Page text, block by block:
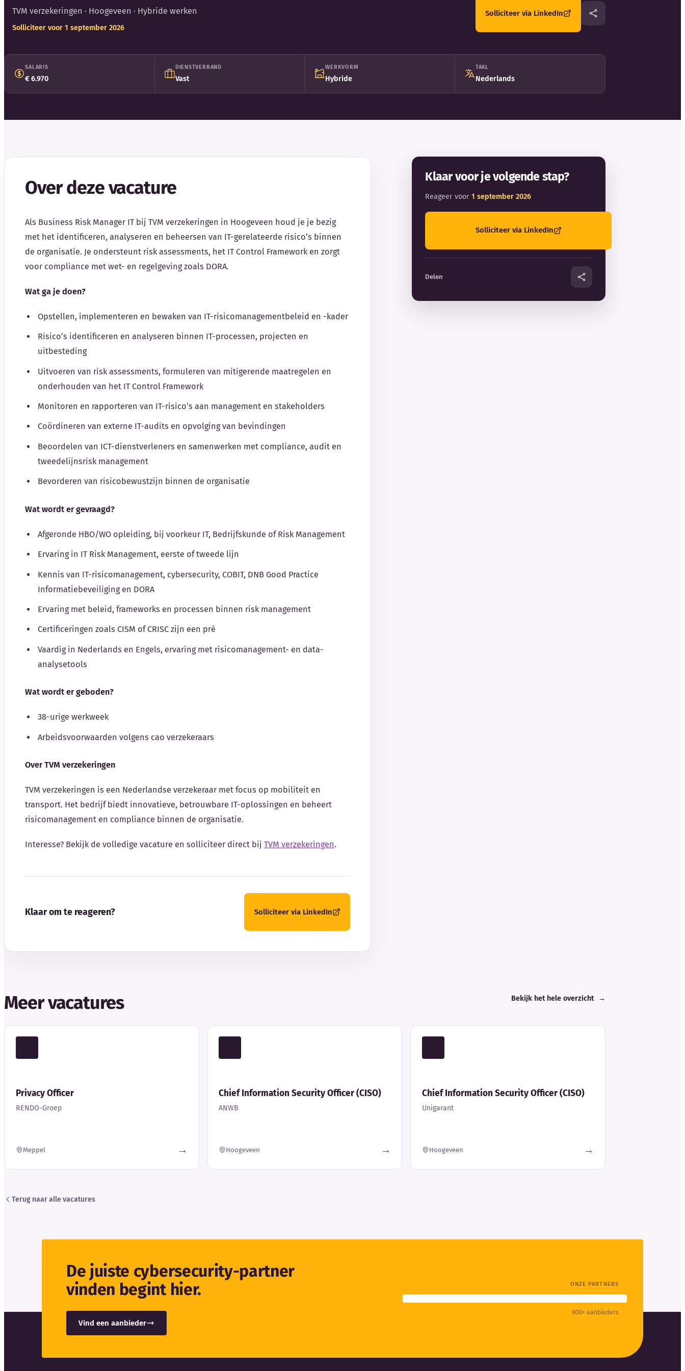
TVM verzekeringen · Hoogeveen · Hybride werken
Solliciteer voor 1 september 2026
Solliciteer via LinkedIn
SALARIS
€ 6.970
DIENSTVERBAND
Vast
WERKVORM
Hybride
TAAL
Nederlands
Over deze vacature
Als Business Risk Manager IT bij TVM verzekeringen in Hoogeveen houd je je bezig
met het identificeren, analyseren en beheersen van IT-gerelateerde risico’s binnen
de organisatie. Je ondersteunt risk assessments, het IT Control Framework en zorgt
voor compliance met wet- en regelgeving zoals DORA.
Wat ga je doen?
Opstellen, implementeren en bewaken van IT-risicomanagementbeleid en -kader
Risico’s identificeren en analyseren binnen IT-processen, projecten en
uitbesteding
Uitvoeren van risk assessments, formuleren van mitigerende maatregelen en
onderhouden van het IT Control Framework
Monitoren en rapporteren van IT-risico’s aan management en stakeholders
Coördineren van externe IT-audits en opvolging van bevindingen
Beoordelen van ICT-dienstverleners en samenwerken met compliance, audit en
tweedelijnsrisk management
Bevorderen van risicobewustzijn binnen de organisatie
Wat wordt er gevraagd?
Afgeronde HBO/WO opleiding, bij voorkeur IT, Bedrijfskunde of Risk Management
Ervaring in IT Risk Management, eerste of tweede lijn
Kennis van IT-risicomanagement, cybersecurity, COBIT, DNB Good Practice
Informatiebeveiliging en DORA
Ervaring met beleid, frameworks en processen binnen risk management
Certificeringen zoals CISM of CRISC zijn een pré
Vaardig in Nederlands en Engels, ervaring met risicomanagement- en data-
analysetools
Wat wordt er geboden?
38-urige werkweek
Arbeidsvoorwaarden volgens cao verzekeraars
Over TVM verzekeringen
TVM verzekeringen is een Nederlandse verzekeraar met focus op mobiliteit en
transport. Het bedrijf biedt innovatieve, betrouwbare IT-oplossingen en beheert
risicomanagement en compliance binnen de organisatie.
Interesse? Bekijk de volledige vacature en solliciteer direct bijTVM verzekeringen.
Klaar om te reageren? Solliciteer via LinkedIn
Klaar voor je volgende stap?
Reageer voor1 september 2026
Solliciteer via LinkedIn
Delen
Meer vacatures Bekijk het hele overzicht →
Privacy Officer
RENDO-Groep
Meppel →
Chief Information Security Officer (CISO)
ANWB
Hoogeveen →
Chief Information Security Officer (CISO)
Unigarant
Hoogeveen →
Terug naar alle vacatures
De juiste cybersecurity-partner
vinden begint hier.
Vind een aanbieder
ONZE PARTNERS
600+ aanbieders